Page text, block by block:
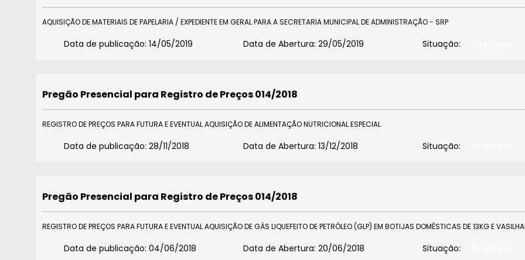
AQUISIÇÃO DE MATERIAIS DE PAPELARIA / EXPEDIENTE EM GERAL PARA A SECRETARIA MUNICIPAL DE ADMINISTRAÇÃO - SRP
Data de publicação: 14/05/2019 Data de Abertura: 29/05/2019 Situação:
Pregão Presencial para Registro de Preços 014/2018
REGISTRO DE PREÇOS PARA FUTURA E EVENTUAL AQUISIÇÃO DE ALIMENTAÇÃO NUTRICIONAL ESPECIAL
Data de publicação: 28/11/2018 Data de Abertura: 13/12/2018 Situação:
Pregão Presencial para Registro de Preços 014/2018
REGISTRO DE PREÇOS PARA FUTURA E EVENTUAL AQUISIÇÃO DE GÁS LIQUEFEITO DE PETRÓLEO (GLP) EM BOTIJAS DOMÉSTICAS DE 13KG E
Data de publicação: 04/06/2018 Data de Abertura: 20/06/2018 Situação: